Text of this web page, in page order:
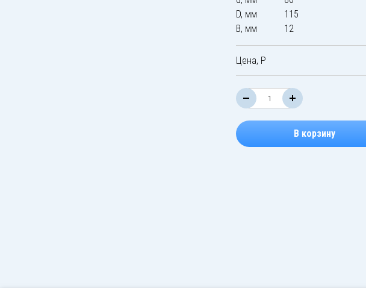
D, мм
115
B, мм
12
Цена, Р
В корзину